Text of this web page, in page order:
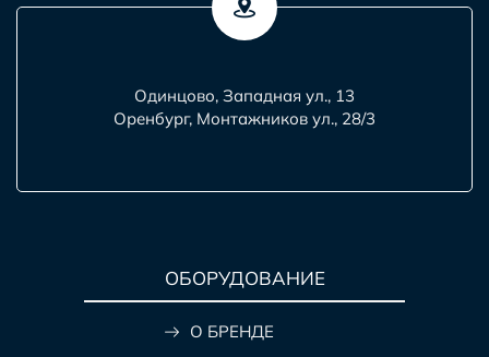
Одинцово, Западная ул., 13
Оренбург, Монтажников ул., 28/3
ОБОРУДОВАНИЕ
О БРЕНДЕ